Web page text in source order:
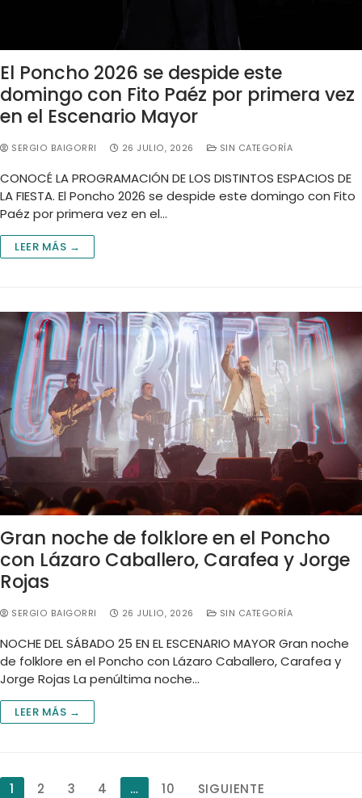
El Poncho 2026 se despide este
domingo con Fito Paéz por primera vez
en el Escenario Mayor
SERGIO BAIGORRI 26 JULIO, 2026 SIN CATEGORÍA
CONOCÉ LA PROGRAMACIÓN DE LOS DISTINTOS ESPACIOS DE
LA FIESTA. El Poncho 2026 se despide este domingo con Fito
Paéz por primera vez en el…
LEER MÁS →
Gran noche de folklore en el Poncho
con Lázaro Caballero, Carafea y Jorge
Rojas
SERGIO BAIGORRI 26 JULIO, 2026 SIN CATEGORÍA
NOCHE DEL SÁBADO 25 EN EL ESCENARIO MAYOR Gran noche
de folklore en el Poncho con Lázaro Caballero, Carafea y
Jorge Rojas La penúltima noche…
LEER MÁS →
1 2 3 4 … 10 SIGUIENTE